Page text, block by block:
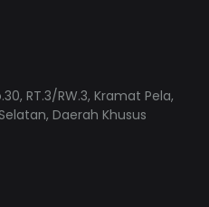
RT.3/RW.3, Kramat Pela,
Daerah Khusus